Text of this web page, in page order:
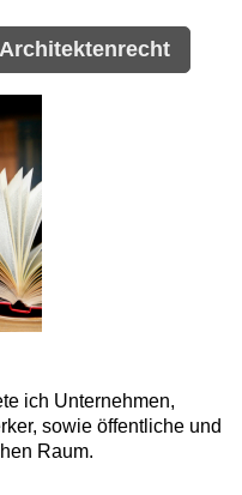
ich Unternehmen,
sowie öffentliche und
Raum.